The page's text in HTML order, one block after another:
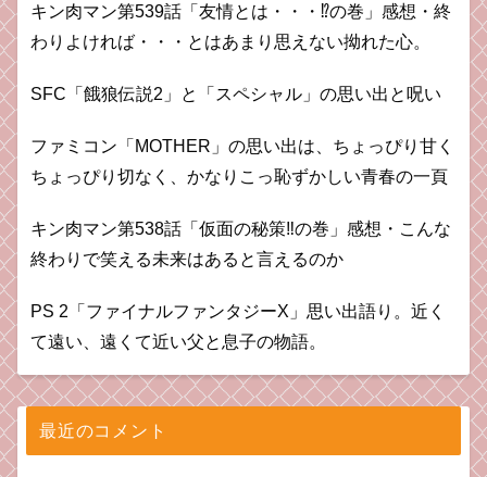
キン肉マン第539話「友情とは・・・⁉︎の巻」感想・終
わりよければ・・・とはあまり思えない拗れた心。
SFC「餓狼伝説2」と「スペシャル」の思い出と呪い
ファミコン「MOTHER」の思い出は、ちょっぴり甘く
ちょっぴり切なく、かなりこっ恥ずかしい青春の一頁
キン肉マン第538話「仮面の秘策‼︎の巻」感想・こんな
終わりで笑える未来はあると言えるのか
PS 2「ファイナルファンタジーX」思い出語り。近く
て遠い、遠くて近い父と息子の物語。
最近のコメント